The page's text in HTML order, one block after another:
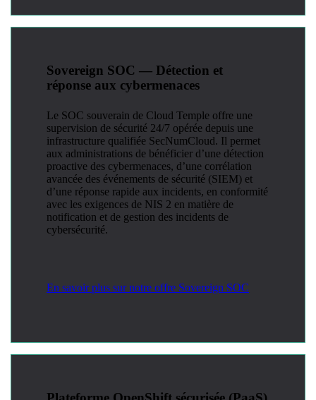
Sovereign SOC — Détection et
réponse aux cybermenaces
Le SOC souverain de Cloud Temple offre une
supervision de sécurité 24/7 opérée depuis une
infrastructure qualifiée SecNumCloud. Il permet
aux administrations de bénéficier d’une détection
proactive des cybermenaces, d’une corrélation
avancée des événements de sécurité (SIEM) et
d’une réponse rapide aux incidents, en conformité
avec les exigences de NIS 2 en matière de
notification et de gestion des incidents de
cybersécurité.
En savoir plus sur notre offre Sovereign SOC